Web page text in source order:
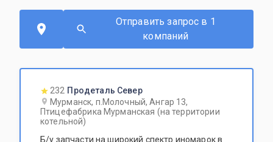
Отправить запрос в 1
компаний
232 Продеталь Север
Мурманск, п.Молочный, Ангар 13,
Птицефабрика Мурманская (на территории
котельной)
Б/у запчасти на широкий спектр иномарок в